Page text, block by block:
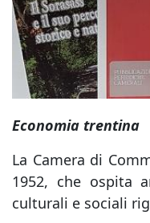
Economia trentina
La Camera di
1952, che ospita
culturali e sociali